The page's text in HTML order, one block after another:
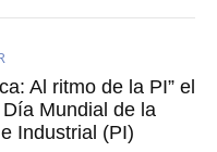
Al ritmo de la PI” el
Mundial de la
Industrial (PI)